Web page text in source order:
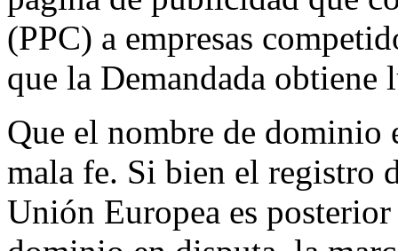
(PPC) a empresas
que la Demandada obtiene
Que el nombre de dominio
mala fe. Si bien el registro
Unión Europea es